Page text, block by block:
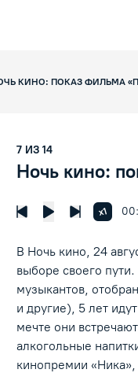
КИНО: ПОКАЗ ФИЛЬМА
7 ИЗ 14
Ночь кино:
Предыдущая лекция
x1
В Ночь кино, 24
выборе своего
музыкантов,
и другие), 5 лет
мечте они
алкогольные
кинопремии